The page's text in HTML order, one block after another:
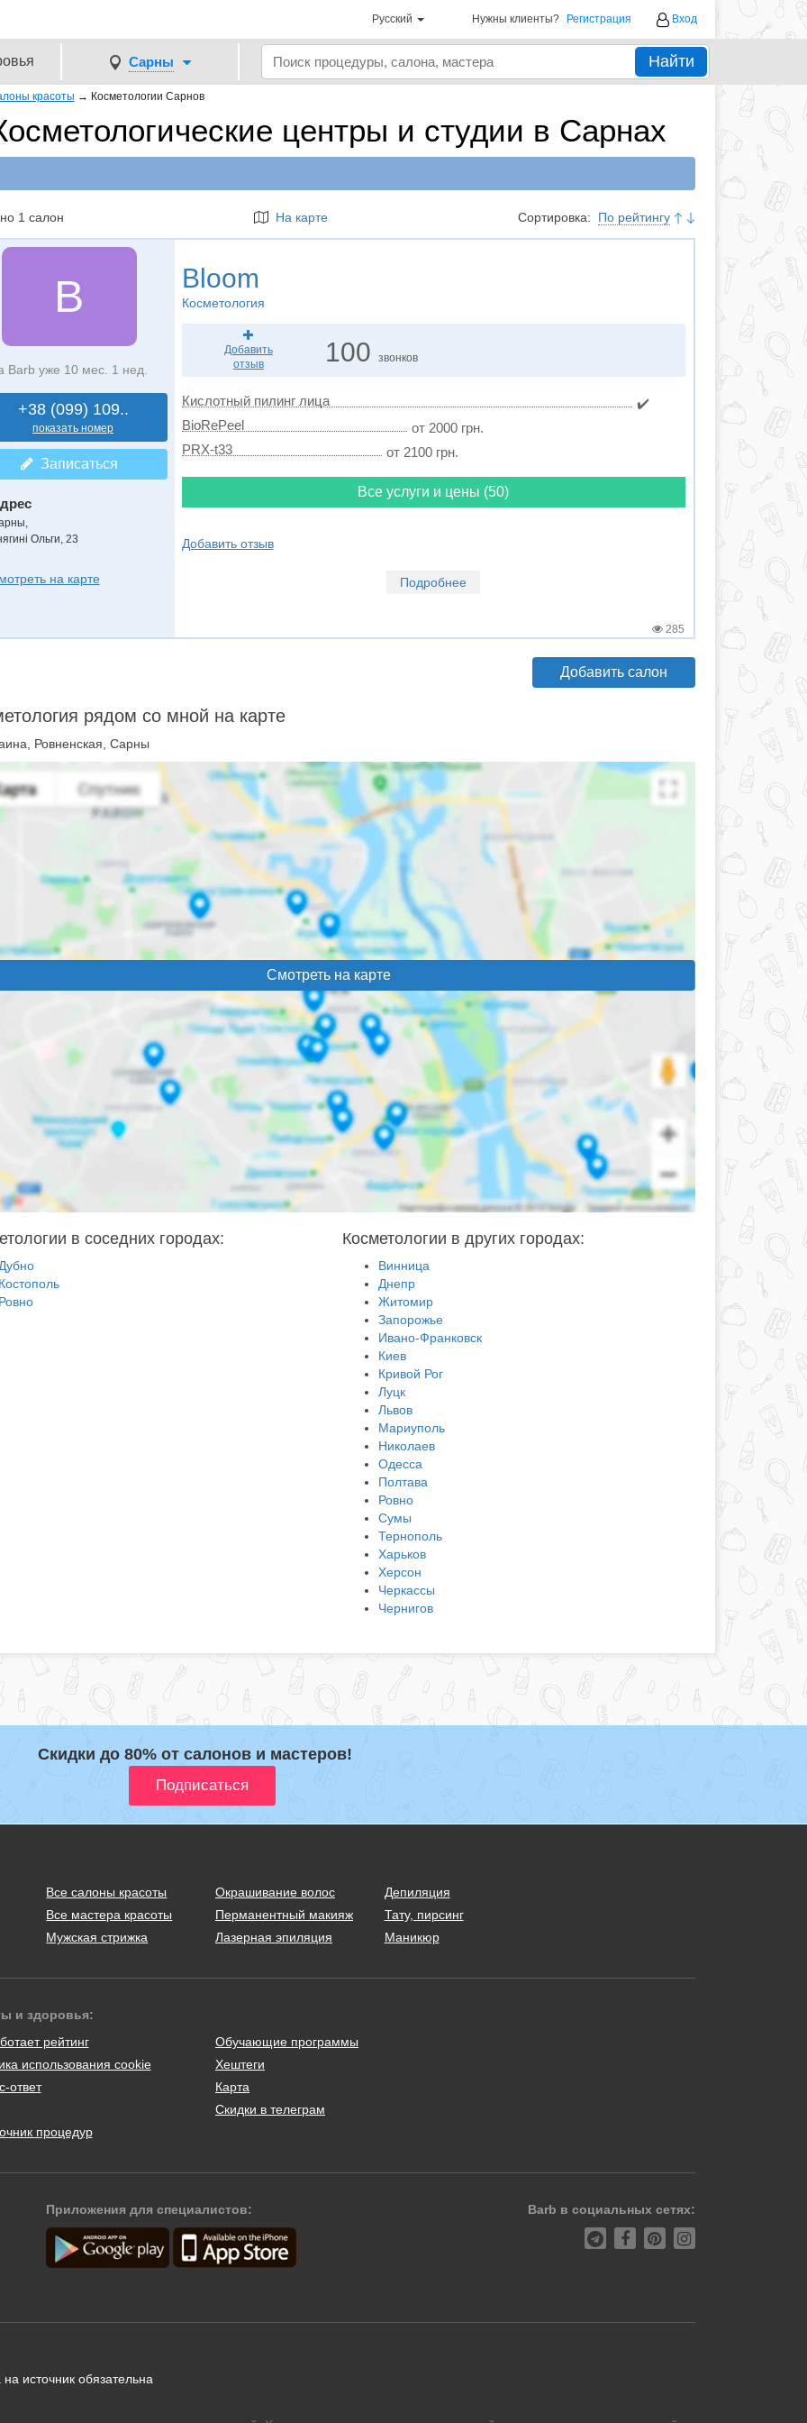
Русский Нужны клиенты? Регистрация Вход
Сарны Найти
красоты → Косметологии Сарнов
центры и студии в Сарнах
1 салон На карте Сортировка: По рейтингу
B
Barb уже 10 мес. 1 нед.
+38 (099) 109..
показать номер
Записаться
Ольги, 23
на карте
Bloom
Косметология
Добавить
отзыв
100звонков
Кислотный пилинг лица
✔️
BioRePeel
от 2000 грн.
PRX-t33
от 2100 грн.
Все услуги и цены (50)
Добавить отзыв
Подробнее
285
Добавить салон
рядом со мной на карте
Ровненская, Сарны
Смотреть на карте
в соседних городах: Косметологии в других городах:
Винница
Днепр
Житомир
Запорожье
Ивано-Франковск
Киев
Кривой Рог
Луцк
Львов
Мариуполь
Николаев
Одесса
Полтава
Ровно
Сумы
Тернополь
Харьков
Херсон
Черкассы
Чернигов
Скидки до 80% от салонов и мастеров!
Все салоны красоты
Все мастера красоты
Мужская стрижка
Окрашивание волос
Перманентный макияж
Лазерная эпиляция
Депиляция
Тату, пирсинг
Маникюр
и здоровья:
рейтинг
использования cookie
ответ
процедур
Обучающие программы
Хештеги
Карта
Скидки в телеграм
Приложения для специалистов: Barb в социальных сетях:
источник обязательна